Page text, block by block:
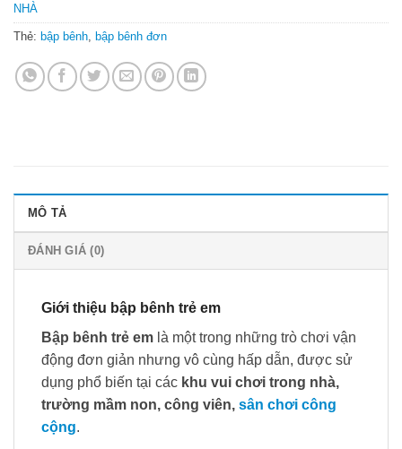
NHÀ
Thẻ: bập bênh bập bênh đơn
MÔ TẢ
ĐÁNH GIÁ (0)
Giới thiệu bập bênh trẻ em
Bập bênh trẻ em là một trong những trò chơi vận
động đơn giản nhưng vô cùng hấp dẫn, được sử
dụng phổ biến tại các khu vui chơi trong nhà,
trường mầm non, công viên, sân chơi công
cộng.